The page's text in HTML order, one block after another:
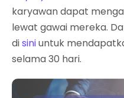
karyawan dapat
lewat gawai mereka.
disiniuntuk
selama 30 hari.